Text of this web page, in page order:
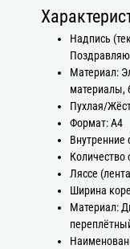
Надпись
Поздравляю
Материал:
материалы,
Пухлая/
Формат: А4
Количество
Ляссе
Ширина
Материал: